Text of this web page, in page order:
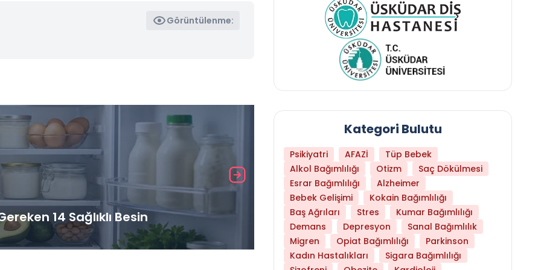
Görüntülenme:
14 Sağlıklı Besin Hangi Yaşta Hangi Testi Yaptırmanız
Kategori Bulutu
Psikiyatri AFAZİ
Tüp Bebek
Alkol Bağımlılığı
Otizm
Saç Dökülmesi
Esrar Bağımlılığı
Alzheimer
Bebek Gelişimi
Kokain Bağımlılığı
Baş Ağrıları
Stres
Kumar Bağımlılığı
Demans
Depresyon
Sanal Bağımlılık
Migren
Opiat Bağımlılığı
Parkinson
Kadın Hastalıkları
Sigara Bağımlılığı